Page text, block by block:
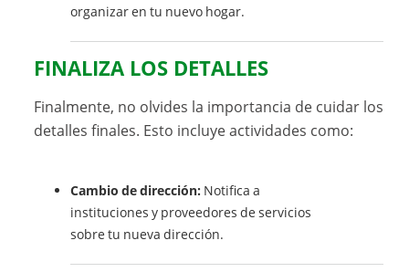
organizar en tu nuevo hogar.
FINALIZA LOS DETALLES
Finalmente, no olvides la importancia de cuidar los
detalles finales. Esto incluye actividades como:
Cambio de dirección: Notifica a
instituciones y proveedores de servicios
sobre tu nueva dirección.